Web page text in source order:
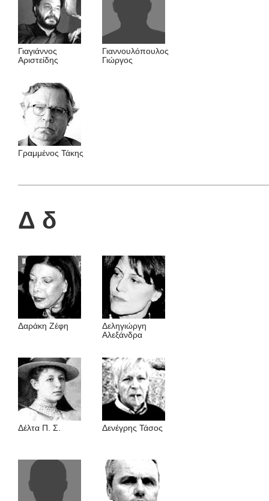
Γιαγιάννος
Aριστείδης
Γιαννουλόπουλος
Γιώργος
Γραμμένος Τάκης
Δ δ
Δαράκη Ζέφη
Δεληγιώργη
Αλεξάνδρα
Δέλτα Π. Σ. Δενέγρης Τάσος